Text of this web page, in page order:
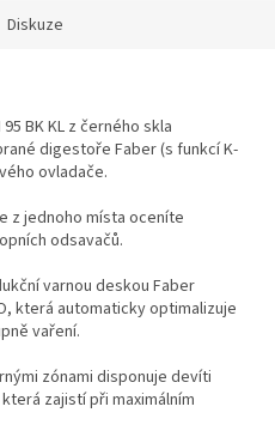
Diskuze
BK KL z černého skla
digestoře Faber (s funkcí K-
ovladače.
z jednoho místa oceníte
odsavačů.
varnou deskou Faber
která automaticky optimalizuje
vaření.
zónami disponuje devíti
zajistí při maximálním